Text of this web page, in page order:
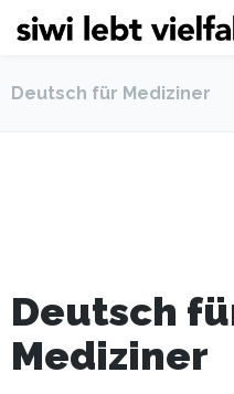
Deutsch für Mediziner
Deutsch
Mediziner